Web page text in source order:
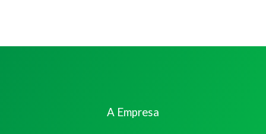
A Empresa